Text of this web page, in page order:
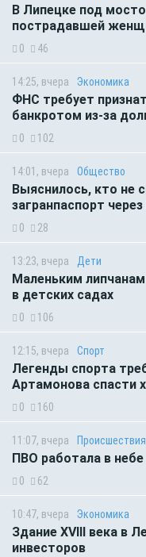
В Липецке под
пострадавшей
0 46
14:25, вчера Экономика
ФНС требует
банкротом из-за
0 102
14:01, вчера Общество
Выяснилось, кто не
загранпаспорт
0 28
13:23, вчера Дети
Маленьким
в детских садах
0 106
12:15, вчера Спорт
Легенды спорта
Артамонова спасти
0 160
11:07, вчера Происшествия
ПВО работала в
0 62
10:47, вчера Экономика
Здание XVIII века в
инвесторов